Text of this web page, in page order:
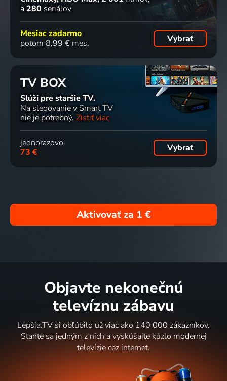
a 280 seriálov
Mesiac zadarmo
potom 8,99 € mes.
Vybrať
TV BOX
Slúži pre staršie TV.
Na sledovanie v Smart TV
nie je potrebný. Zistiť viac
jednorazovo
73 €
Vybrať
Aktivovať za 1 €
Objavte nekonečnú
televíznu zábavu
Lepšia.TV si obľúbilo už viac ako 140 000 zákazníkov.
Staňte sa jedným z nich a vyskúšajte kúzlo modernej
televízie cez internet.